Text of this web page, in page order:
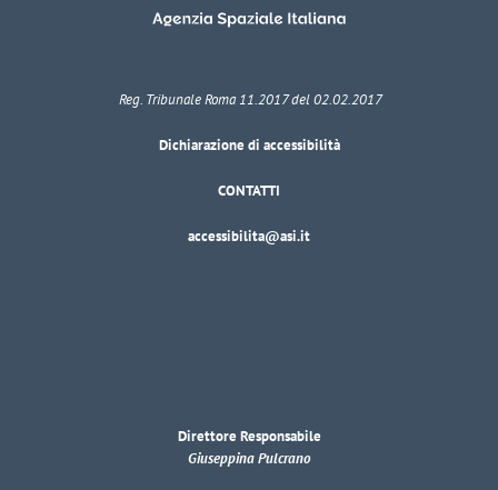
Reg. Tribunale Roma 11.2017 del 02.02.2017
Dichiarazione di accessibilità
CONTATTI
accessibilita@asi.it
Direttore Responsabile
Giuseppina Pulcrano